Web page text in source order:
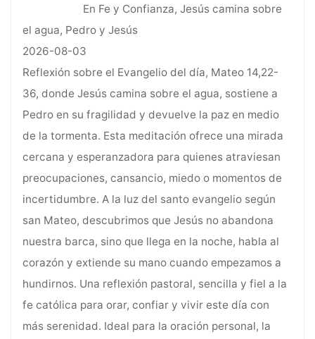
En Fe y Confianza, Jesús camina sobre
el agua, Pedro y Jesús
2026-08-03
Reflexión sobre el Evangelio del día, Mateo 14,22-
36, donde Jesús camina sobre el agua, sostiene a
Pedro en su fragilidad y devuelve la paz en medio
de la tormenta. Esta meditación ofrece una mirada
cercana y esperanzadora para quienes atraviesan
preocupaciones, cansancio, miedo o momentos de
incertidumbre. A la luz del santo evangelio según
san Mateo, descubrimos que Jesús no abandona
nuestra barca, sino que llega en la noche, habla al
corazón y extiende su mano cuando empezamos a
hundirnos. Una reflexión pastoral, sencilla y fiel a la
fe católica para orar, confiar y vivir este día con
más serenidad. Ideal para la oración personal, la